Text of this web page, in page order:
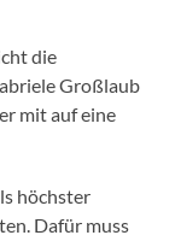
die
Großlaub
mit auf eine
höchster
Dafür muss